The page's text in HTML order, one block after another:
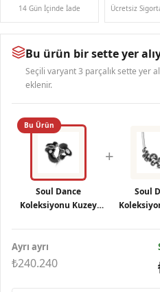
14 Gün İçinde İade
Ücretsiz
Bu ürün bir sette yer
Seçili varyant 3 parçalık sette yer
eklenir.
Bu Ürün
Soul Dance
Koleksiyonu Kuzey
Gümüş Yüzük
+
Soul
Ayrı ayrı
₺240.240